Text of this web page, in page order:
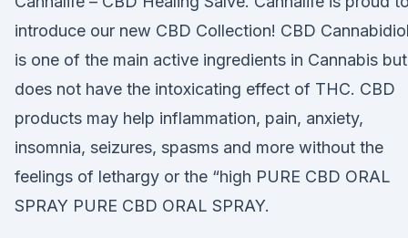
introduce our new CBD Collection! CBD Cannabidiol
is one of the main active ingredients in Cannabis but
does not have the intoxicating effect of THC. CBD
products may help inflammation, pain, anxiety,
insomnia, seizures, spasms and more without the
feelings of lethargy or the “high PURE CBD ORAL
SPRAY PURE CBD ORAL SPRAY.